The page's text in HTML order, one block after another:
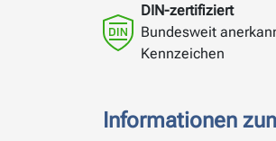
DIN-zertifiziert
Bundesweit
Kennzeichen
Informationen